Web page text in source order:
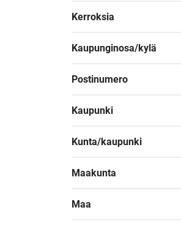
Kerroksia
Kaupunginosa/kylä
Postinumero
Kaupunki
Kunta/kaupunki
Maakunta
Maa